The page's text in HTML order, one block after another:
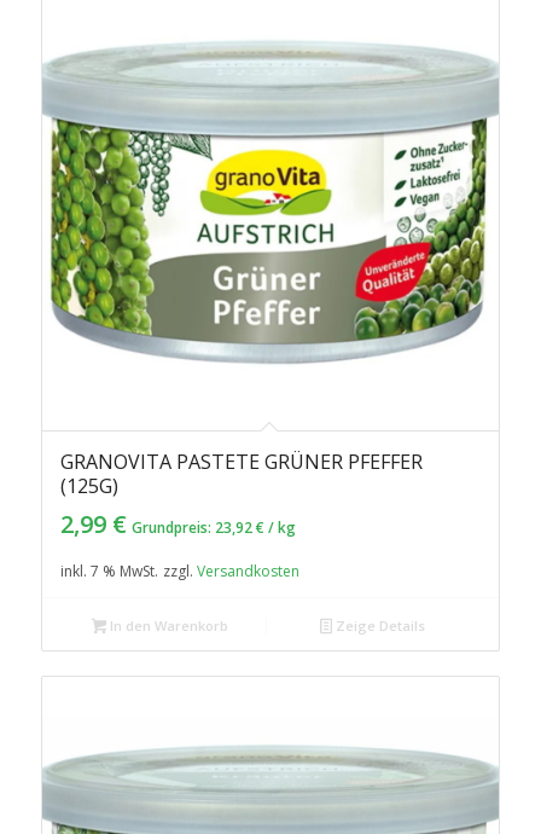
GRANOVITA PASTETE GRÜNER PFEFFER
(125G)
2,99 € Grundpreis: 23,92€ /kg
inkl. 7 % MwSt. zzgl. Versandkosten
In den Warenkorb Zeige Details